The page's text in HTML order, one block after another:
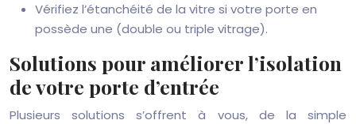
Vérifiez l’étanchéité de la vitre si votre porte en
possède une (double ou triple vitrage).
Solutions pour améliorer l’isolation
de votre porte d’entrée
Plusieurs solutions s’offrent à vous, de la simple